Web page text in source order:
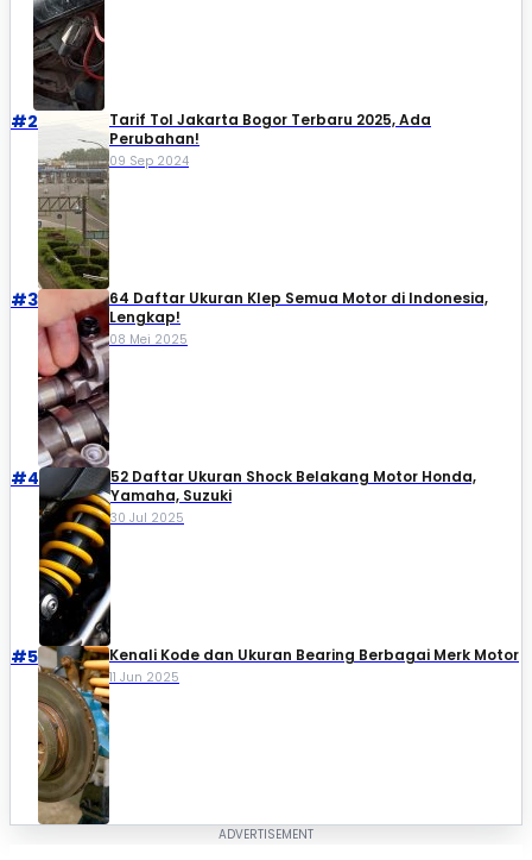
#2
Tarif Tol Jakarta Bogor Terbaru 2025, Ada
Perubahan!
09 Sep 2024
#3
64 Daftar Ukuran Klep Semua Motor di Indonesia,
Lengkap!
08 Mei 2025
#4
52 Daftar Ukuran Shock Belakang Motor Honda,
Yamaha, Suzuki​
30 Jul 2025
#5 Kenali Kode dan Ukuran Bearing Berbagai Merk Motor
11 Jun 2025